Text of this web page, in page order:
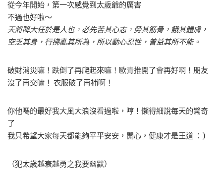
從今年開始，第一次感覺到太歲爺的厲害
不過也好啦～
天將降大任於是人也，必先苦其心志，勞其筋骨，餓其體膚，
空乏其身，行拂亂其所為，所以動心忍性，曾益其所不能。
破財消災嘛！跌倒了再爬起來嘛！歐青推開了會再好啊！朋友
沒了再交嘛！ 衣服破了再補啊！
你他嗎的最好我大風大浪沒看過啦，哼！懶得細說每天的驚奇
了
我只希望大家每天都能夠平平安安，開心，健康才是王道 ：)
（犯太歳越衰越勇之我要幽默）